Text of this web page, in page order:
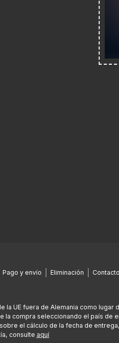
Pago y envío Eliminación Contacto
la UE fuera de Alemania como
la compra seleccionando el país de
el cálculo de la fecha de
consulte aquí